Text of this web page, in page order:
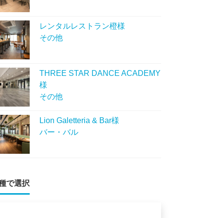
レンタルレストラン橙様
その他
THREE STAR DANCE ACADEMY
様
その他
Lion Galetteria & Bar様
バー・バル
で選択